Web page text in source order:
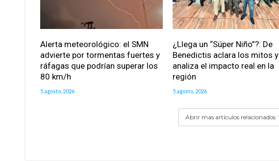
Alerta meteorológico: el SMN
advierte por tormentas fuertes y
ráfagas que podrían superar los
80 km/h
5 agosto, 2026
¿Llega un “Súper Niño”?: De
Benedictis aclara los mitos y
analiza el impacto real en la
región
5 agosto, 2026
Abrir mas artículos relacionados